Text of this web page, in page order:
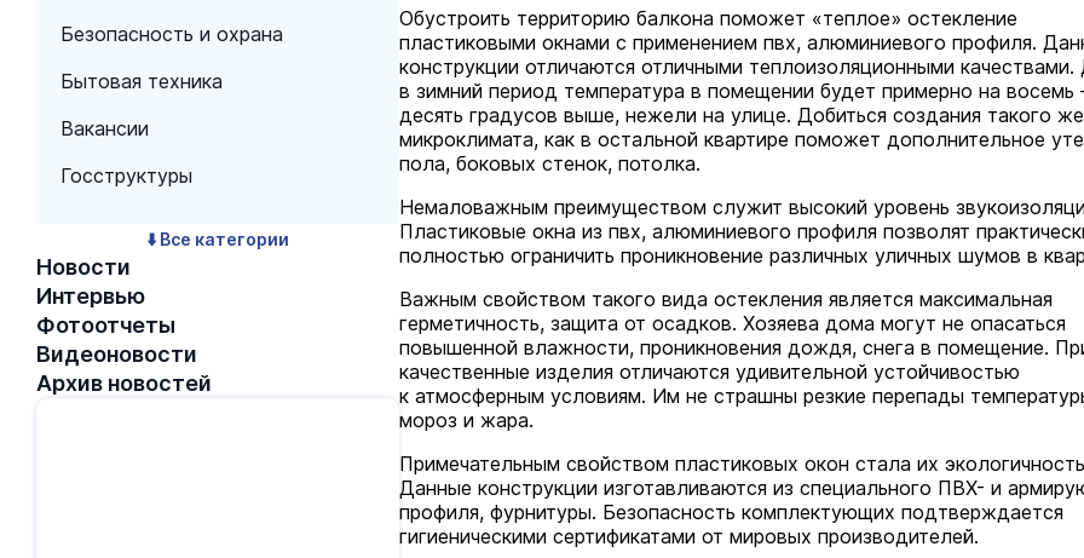
Безопасность и охрана
Бытовая техника
Вакансии
Госструктуры
⬇️ Все категории
Новости
Интервью
Фотоотчеты
Видеоновости
Архив новостей
Обустроить территорию балкона поможет «теплое» остекление
пластиковыми окнами с применением пвх, алюминиевого профиля.
конструкции отличаются отличными теплоизоляционными
в зимний период температура в помещении будет примерно на
десять градусов выше, нежели на улице. Добиться создания такого же
микроклимата, как в остальной квартире поможет дополнительное
пола, боковых стенок, потолка.
Немаловажным преимуществом служит высокий уровень
Пластиковые окна из пвх, алюминиевого профиля позволят
полностью ограничить проникновение различных уличных шумов в
Важным свойством такого вида остекления является максимальная
герметичность, защита от осадков. Хозяева дома могут не опасаться
повышенной влажности, проникновения дождя, снега в помещение.
качественные изделия отличаются удивительной устойчивостью
к атмосферным условиям. Им не страшны резкие перепады
мороз и жара.
Примечательным свойством пластиковых окон стала их
Данные конструкции изготавливаются из специального ПВХ- и
профиля, фурнитуры. Безопасность комплектующих подтверждается
гигиеническими сертификатами от мировых производителей.